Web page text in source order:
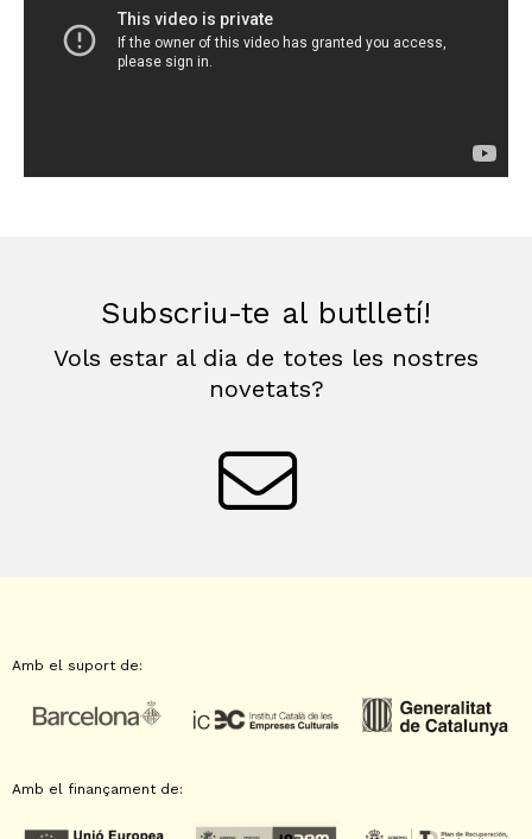
Subscriu-te al butlletí!
Vols estar al dia de totes les nostres
novetats?
Amb el suport de:
Amb el finançament de: